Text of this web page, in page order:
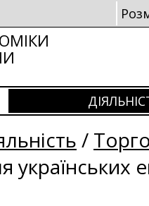
/
українських